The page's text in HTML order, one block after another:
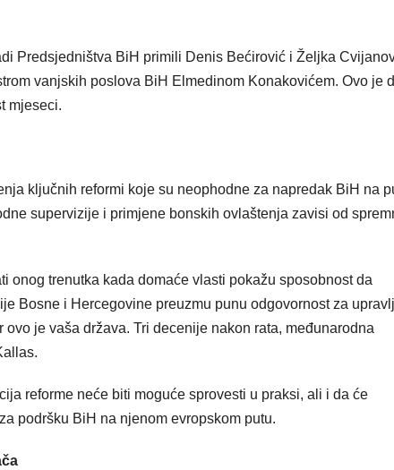
Predsjedništva BiH primili Denis Bećirović i Željka
vanjskih poslova BiH Elmedinom Konakovićem. Ovo je
mjeseci.
ključnih reformi koje su neophodne za napredak BiH na
supervizije i primjene bonskih ovlaštenja zavisi od
onog trenutka kada domaće vlasti pokažu sposobnost da
Bosne i Hercegovine preuzmu punu odgovornost za
je vaša država. Tri decenije nakon rata, međunarodna
reforme neće biti moguće sprovesti u praksi, ali i da će
podršku BiH na njenom evropskom putu.